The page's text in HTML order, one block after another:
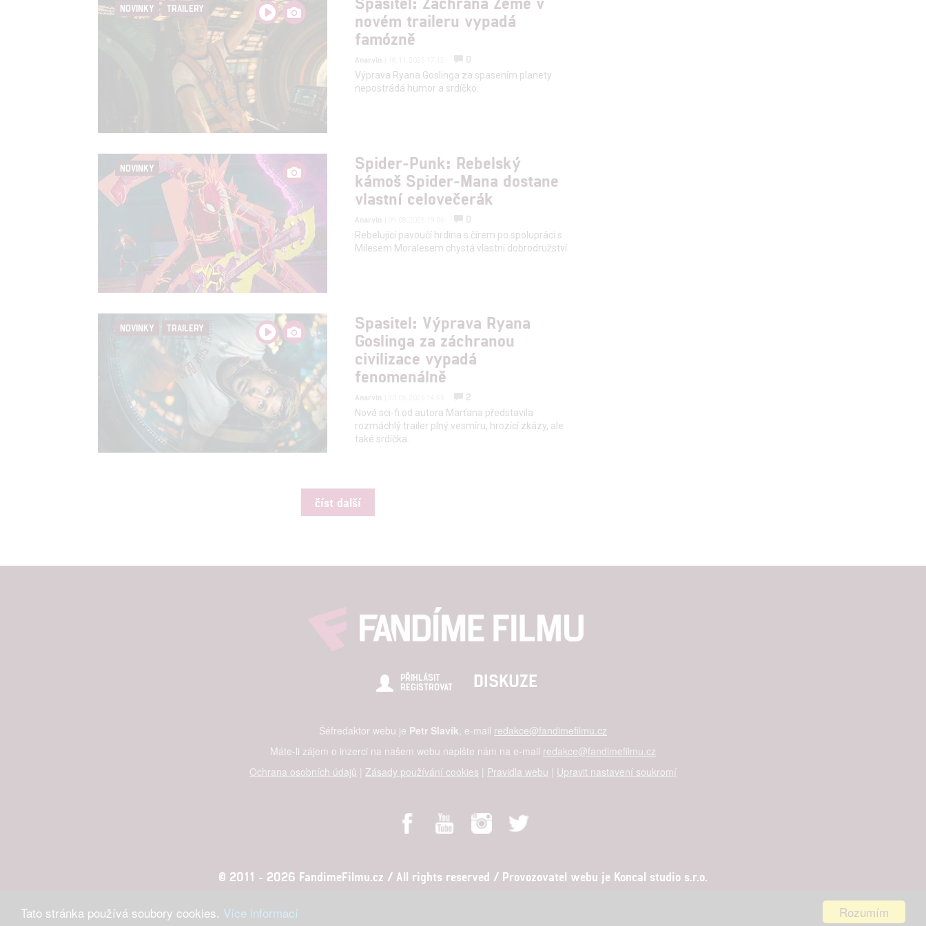
Rozumím
Tato stránka používá soubory cookies. Více informací
NOVINKY TRAILERY
novém traileru vypadá
famózně
Anarvin
0
Výprava Ryana Goslinga za spasením planety
nepostrádá humor a srdíčko.
NOVINKY
Spider-Punk: Rebelský
kámoš Spider-Mana dostane
vlastní celovečerák
Anarvin
0
Rebelující pavoučí hrdina s čírem po spolupráci s
Milesem Moralesem chystá vlastní dobrodružství.
NOVINKY TRAILERY
Spasitel: Výprava Ryana
Goslinga za záchranou
civilizace vypadá
fenomenálně
Anarvin
2
Nová sci-fi od autora Marťana představila
rozmáchlý trailer plný vesmíru, hrozící zkázy, ale
také srdíčka.
číst další
PŘIHLÁSIT
REGISTROVAT
DISKUZE
Šéfredaktor webu je Petr Slavík, e-mail redakce@fandimefilmu.cz
Máte-li zájem o inzerci na našem webu napište nám na e-mail redakce@fandimefilmu.cz
Ochrana osobních údajů | Zásady používání cookies | Pravidla webu | Upravit nastavení soukromí
© 2011 - 2026 FandimeFilmu.cz / All rights reserved / Provozovatel webu je Koncal studio s.r.o.
Koncal studio s.r.o., IČO: 03604071, Lýskova 2073/57, Stodůlky, 155 00, Praha 5
služeb
Udělením souhlasu s účely a funkcemi zde uvedenými dáváte nám i našim partnerům
možnost: Zajištění bezpečnosti, předcházení a zjišťování podvodů a odstraňování chyb,
Poskytování a zobrazování reklamy a obsahu